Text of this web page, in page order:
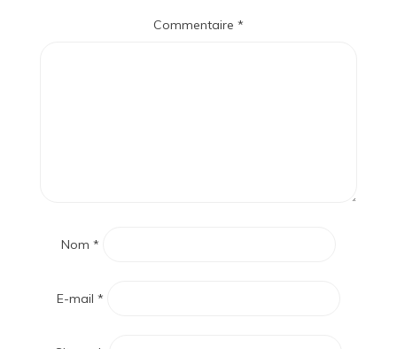
Commentaire *
Nom *
E-mail *